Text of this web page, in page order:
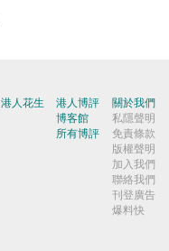
港人花生
港人博評
博客館
所有博評
關於我們
私隱聲明
免責條款
版權聲明
加入我們
聯絡我們
刊登廣告
爆料快